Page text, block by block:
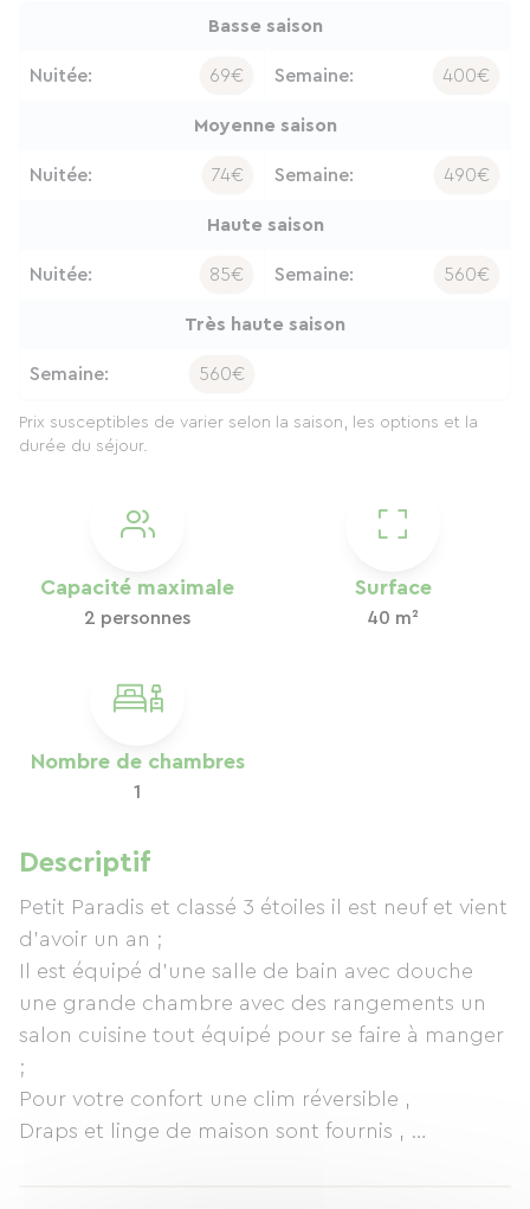
Capacité maximale
2 personnes
Surface
40 m²
Nombre de chambres
1
Descriptif
Petit Paradis et classé 3 étoiles il est neuf et vient
d'avoir un an ;
Il est équipé d'une salle de bain avec douche
une grande chambre avec des rangements un
salon cuisine tout équipé pour se faire à manger
;
Pour votre confort une clim réversible ,
Draps et linge de maison sont fournis ,
Basse saison
Nuitée: 69€ Semaine: 400€
Moyenne saison
Nuitée: 74€ Semaine: 490€
Haute saison
Nuitée: 85€ Semaine: 560€
Très haute saison
Semaine: 560€
Prix susceptibles de varier selon la saison, les options et la
durée du séjour.